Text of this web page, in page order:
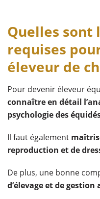
Quelles sont
requises
éleveur de
Pour devenir éleveur
connaître en détail
psychologie des
Il faut également
reproduction et de
De plus, une bonne
d’élevage et de gestion